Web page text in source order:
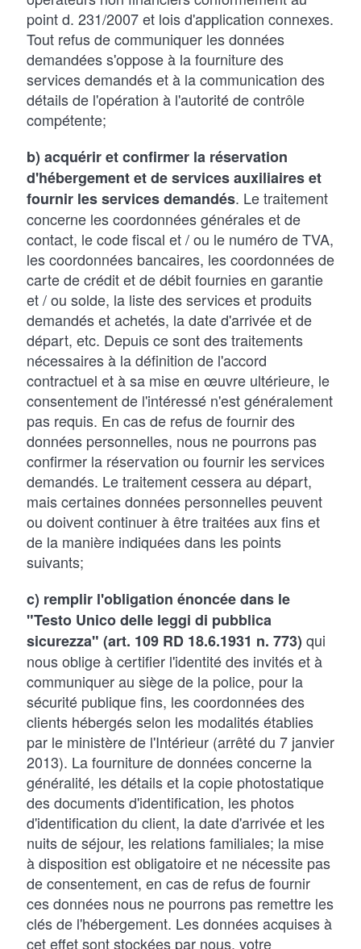
point d. 231/2007 et lois d'application connexes.
Tout refus de communiquer les données
demandées s'oppose à la fourniture des
services demandés et à la communication des
détails de l'opération à l'autorité de contrôle
compétente;
b) acquérir et confirmer la réservation
d'hébergement et de services auxiliaires et
fournir les services demandés. Le traitement
concerne les coordonnées générales et de
contact, le code fiscal et / ou le numéro de TVA,
les coordonnées bancaires, les coordonnées de
carte de crédit et de débit fournies en garantie
et / ou solde, la liste des services et produits
demandés et achetés, la date d'arrivée et de
départ, etc. Depuis ce sont des traitements
nécessaires à la définition de l'accord
contractuel et à sa mise en œuvre ultérieure, le
consentement de l'intéressé n'est généralement
pas requis. En cas de refus de fournir des
données personnelles, nous ne pourrons pas
confirmer la réservation ou fournir les services
demandés. Le traitement cessera au départ,
mais certaines données personnelles peuvent
ou doivent continuer à être traitées aux fins et
de la manière indiquées dans les points
suivants;
c) remplir l'obligation énoncée dans le
"Testo Unico delle leggi di pubblica
sicurezza" (art. 109 RD 18.6.1931 n. 773) qui
nous oblige à certifier l'identité des invités et à
communiquer au siège de la police, pour la
sécurité publique fins, les coordonnées des
clients hébergés selon les modalités établies
par le ministère de l'Intérieur (arrêté du 7 janvier
2013). La fourniture de données concerne la
généralité, les détails et la copie photostatique
des documents d'identification, les photos
d'identification du client, la date d'arrivée et les
nuits de séjour, les relations familiales; la mise
à disposition est obligatoire et ne nécessite pas
de consentement, en cas de refus de fournir
ces données nous ne pourrons pas remettre les
clés de l'hébergement. Les données acquises à
cet effet sont stockées par nous, votre